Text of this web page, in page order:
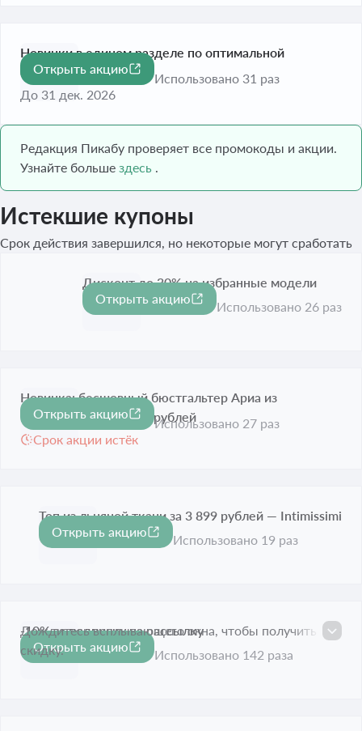
Новинки в едином разделе по оптимальной
стоимости
До 31 дек. 2026
Открыть акцию
Использовано 31 раз
Редакция Пикабу проверяет все промокоды и акции.
Узнайте больше здесь .
Истекшие купоны
Срок действия завершился, но некоторые могут сработать
-30%
Дисконт до 30% на избранные модели
Срок акции истёк
Открыть акцию
Использовано 26 раз
Новинка: бесшовный бюстгальтер Ариа из
микрофибры за 4 699 рублей
Срок акции истёк
Открыть акцию
Использовано 27 раз
Топ из льняной ткани за 3 899 рублей — Intimissimi
Срок акции истёк
Открыть акцию
Использовано 19 раз
-10%
-10% за подписку на рассылку
Срок акции истёк
Дождитесь всплывающего окна, чтобы получить
скидку.
Открыть акцию
Использовано 142 раза